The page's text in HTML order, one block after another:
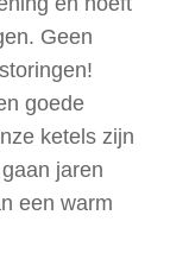
Geen
goede
ketels zijn
jaren
een warm